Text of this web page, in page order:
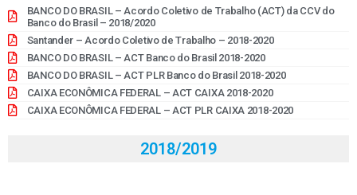
BANCO DO BRASIL – Acordo Coletivo de Trabalho (ACT) da CCV do
Banco do Brasil – 2018/2020
Santander – Acordo Coletivo de Trabalho – 2018-2020
BANCO DO BRASIL – ACT Banco do Brasil 2018-2020
BANCO DO BRASIL – ACT PLR Banco do Brasil 2018-2020
CAIXA ECONÔMICA FEDERAL – ACT CAIXA 2018-2020
CAIXA ECONÔMICA FEDERAL – ACT PLR CAIXA 2018-2020
2018/2019